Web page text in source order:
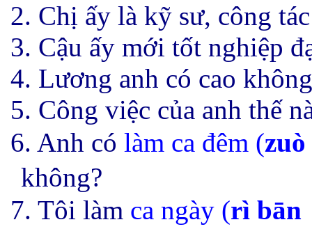
2. Chị ấy là kỹ sư, công
3. Cậu ấy mới tốt nghiệp
4. Lương anh có cao
5. Công việc của anh thế
6. Anh có làm ca đêm (
không?
7. Tôi làm ca ngày (rì bān